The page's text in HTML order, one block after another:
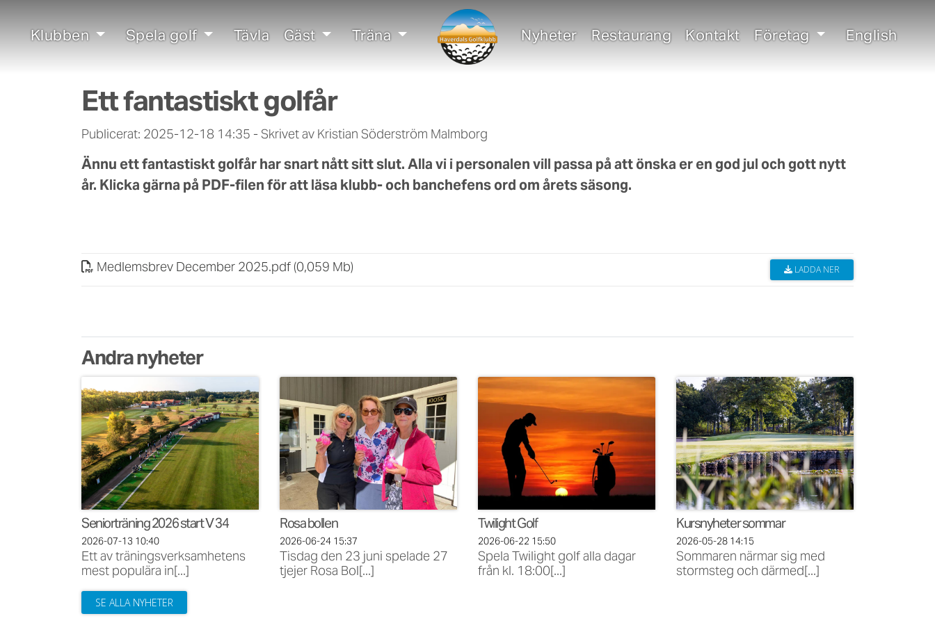
Klubben Spela golf Tävla Gäst Träna Nyheter Restaurang Kontakt Företag English
Ett fantastiskt golfår
Publicerat: 2025-12-18 14:35-Skrivet av Kristian Söderström Malmborg
Ännu ett fantastiskt golfår har snart nått sitt slut. Alla vi i personalen vill passa på att önska er en god jul och gott nytt
år. Klicka gärna på PDF-filen för att läsa klubb- och banchefens ord om årets säsong.
Medlemsbrev December 2025.pdf (0,059 Mb) LADDA NER
Andra nyheter
Seniorträning 2026 start V 34
2026-07-1310:40
Ett av träningsverksamhetens
mest populära in[...]
Rosa bollen
2026-06-2415:37
Tisdag den 23 juni spelade 27
tjejer Rosa Bol[...]
Twilight Golf
2026-06-2215:50
Spela Twilight golf alla dagar
från kl. 18:00[...]
Kursnyheter sommar
2026-05-2814:15
Sommaren närmar sig med
stormsteg och därmed[...]
SE ALLA NYHETER